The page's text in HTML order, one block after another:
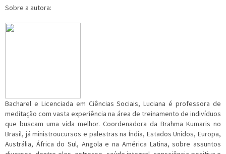
Sobre a autora:
Bacharel e Licenciada em Ciências Sociais, Luciana é professora de
meditação com vasta experiência na área de treinamento de indivíduos
que buscam uma vida melhor. Coordenadora da Brahma Kumaris no
Brasil, já ministroucursos e palestras na Índia, Estados Unidos, Europa,
Austrália, África do Sul, Angola e na América Latina, sobre assuntos